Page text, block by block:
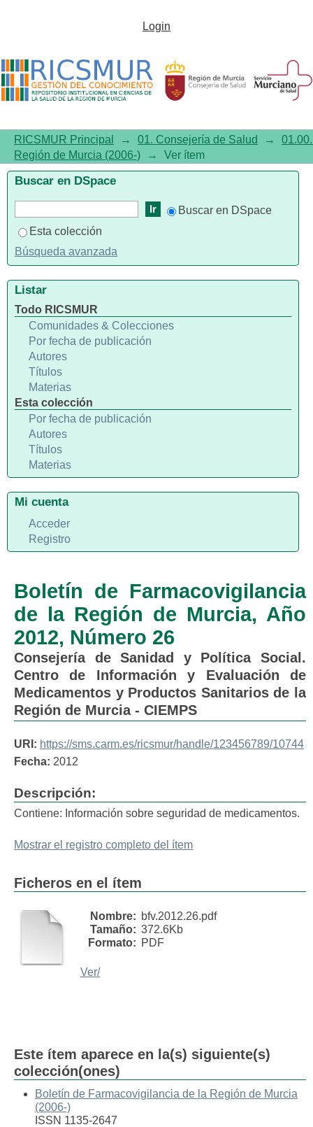
Boletín de Farmacovigilancia de
Número 26
Login
RICSMUR Principal → 01. Consejería de Salud →
Región de Murcia (2006-)
→ Ver ítem
Boletín de Farmacovigilancia
de la Región de Murcia, Año
2012, Número 26
Consejería de Sanidad y Política Social.
Centro de Información y Evaluación de
Medicamentos y Productos Sanitarios de la
Región de Murcia - CIEMPS
URI: https://sms.carm.es/ricsmur/handle/123456789/10744
Fecha: 2012
Descripción:
Contiene: Información sobre seguridad de medicamentos.
Mostrar el registro completo del ítem
Ficheros en el ítem
Nombre: bfv.2012.26.pdf
Tamaño: 372.6Kb
Formato: PDF
Ver/
Este ítem aparece en la(s) siguiente(s)
colección(ones)
Boletín de Farmacovigilancia de la Región de Murcia
(2006-)
ISSN 1135-2647
Buscar en DSpace
Buscar en DSpace
Esta colección
Búsqueda avanzada
Listar
Todo RICSMUR
Comunidades & Colecciones
Por fecha de publicación
Autores
Títulos
Materias
Esta colección
Por fecha de publicación
Autores
Títulos
Materias
Mi cuenta
Acceder
Registro